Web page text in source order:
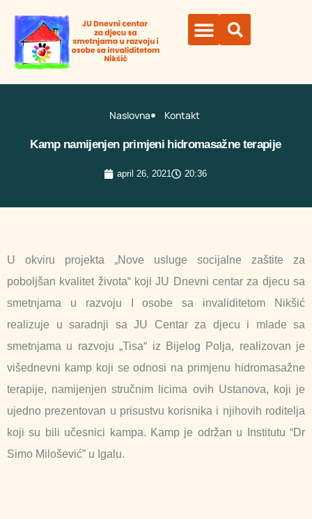
Naslovna Kontakt
Kamp namijenjen primjeni hidromasažne terapije
april 26, 2021 20:36
U okviru projekta „Nove usluge socijalne zaštite za
poboljšan kvalitet života“ koji JU Dnevni centar za djecu sa
smetnjama u razvoju I osobe sa invaliditetom Nikšić
realizuje u saradnji sa JU Centar za djecu i mlade sa
smetnjama u razvoju „Tisa“ iz Bijelog Polja, realizovan je
višednevni kamp koji se odnosi na primjenu hidromasažne
terapije, namijenjen stručnim licima ovih Ustanova, koji je
ujedno prezentovan u prisustvu korisnika i njihovih roditelja
koji su bili učesnici kampa. Kamp je održan u Institutu “Dr
Simo Milošević” u Igalu.